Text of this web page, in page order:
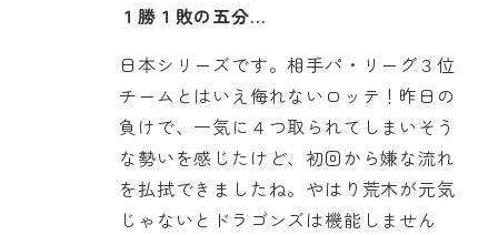
１勝１敗の五分…
日本シリーズです。相手パ・リーグ３位
チームとはいえ侮れないロッテ！昨日の
負けで、一気に４つ取られてしまいそう
な勢いを感じたけど、初回から嫌な流れ
を払拭できましたね。やはり荒木が元気
じゃないとドラゴンズは機能しません